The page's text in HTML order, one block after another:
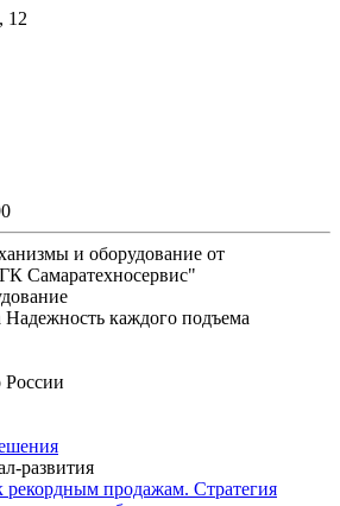
12
Надежность каждого подъема
России
развития
рекордным продажам. Стратегия